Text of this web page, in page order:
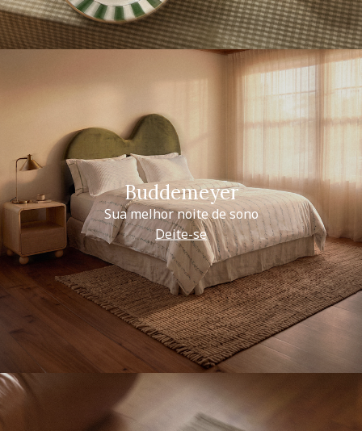
Buddemeyer
Sua melhor noite de sono
Deite-se